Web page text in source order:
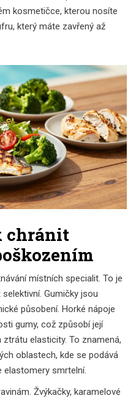
kosmetičce, kterou nosíte
který máte zavřený až
chránit
místních specialit. To je
Gumičky jsou
působení. Horké nápoje
gumy, což způsobí její
elasticity. To znamená,
oblastech, kde se podává
elastomery smrtelní.
Žvýkačky, karamelové